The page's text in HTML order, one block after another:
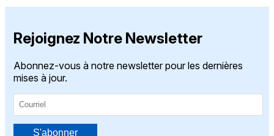
Rejoignez Notre Newsletter
Abonnez-vous à notre newsletter pour les dernières
mises à jour.
S'abonner